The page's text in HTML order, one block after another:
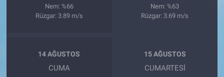
Nem: %66
Rüzgar: 3.89 m/s
Nem: %63
Rüzgar: 3.69 m/s
14 AĞUSTOS
CUMA
15 AĞUSTOS
CUMARTESI